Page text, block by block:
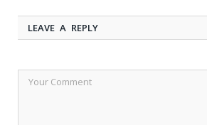
LEAVE A REPLY